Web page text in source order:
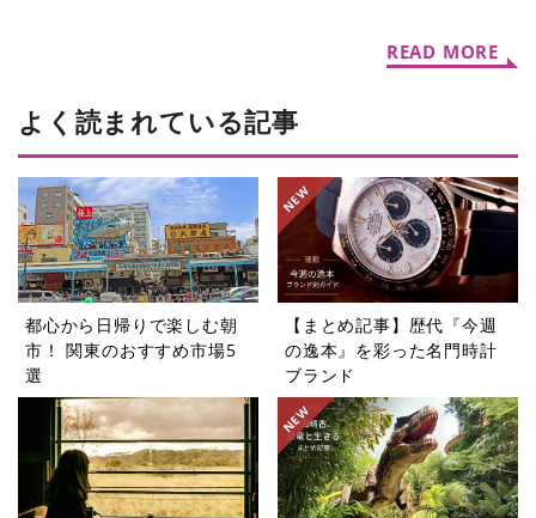
READ MORE
よく読まれている記事
都心から日帰りで楽しむ朝
市！ 関東のおすすめ市場5
選
【まとめ記事】歴代『今週
の逸本』を彩った名門時計
ブランド